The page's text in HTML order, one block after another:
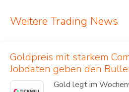
Weitere Trading News
Goldpreis mit starkem
Jobdaten geben den
Gold legt im